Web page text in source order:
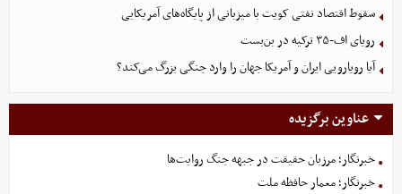
سقوط اقتصاد نفتی کویت با میزبانی از پایگاه‌های آمریکایی
رویای اف-۳۵ ترکیه در بن‌بست
آیا رویارویی ایران و آمریکا جهان را وارد جنگی بزرگ می‌کند؟
عناوین برگزیده
خبرنگار؛ مرزبان حقیقت در جبهه جنگ روایت‌ها
خبرنگار؛ معمار حافظه ملت